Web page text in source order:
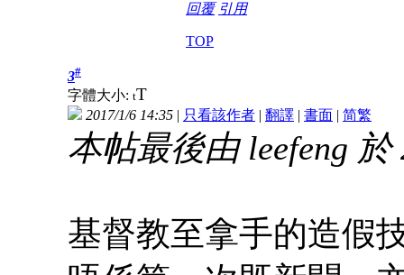
回覆 引用
TOP
3#
字體大小: tT
2017/1/6 14:35 | 只看該作者 | 翻譯 | 書面 | 简繁
本帖最後由 leefeng 於
基督教至拿手的造假